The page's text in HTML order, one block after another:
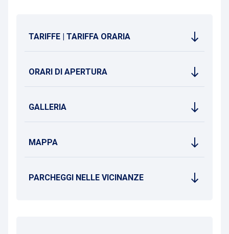
TARIFFE | TARIFFA ORARIA
ORARI DI APERTURA
GALLERIA
MAPPA
PARCHEGGI NELLE VICINANZE